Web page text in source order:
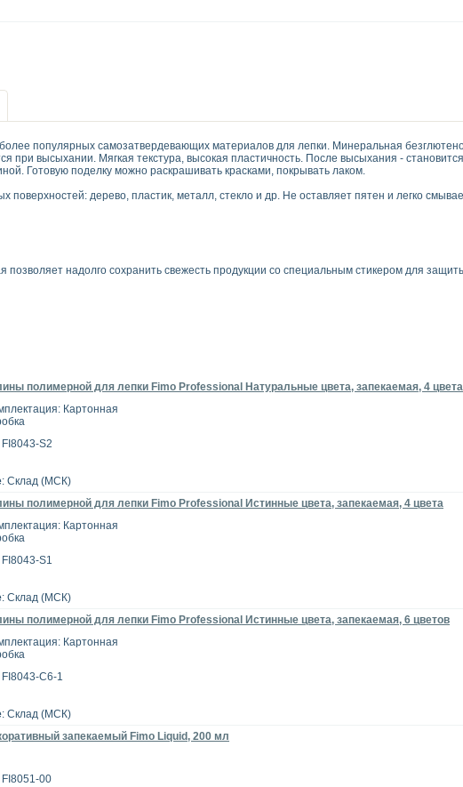
популярных самозатвердевающих материалов для лепки. Минеральная
при высыхании. Мягкая текстура, высокая пластичность. После высыхания -
Готовую поделку можно раскрашивать красками, покрывать лаком.
поверхностей: дерево, пластик, металл, стекло и др. Не оставляет пятен и легко
позволяет надолго сохранить свежесть продукции со специальным стикером для
полимерной для лепки Fimo Professional Натуральные цвета, запекаемая, 4 цвета
Картонная
S2
: Склад (МСК)
полимерной для лепки Fimo Professional Истинные цвета, запекаемая, 4 цвета
Картонная
S1
: Склад (МСК)
полимерной для лепки Fimo Professional Истинные цвета, запекаемая, 6 цветов
Картонная
C6-1
: Склад (МСК)
запекаемый Fimo Liquid, 200 мл
FI8051-00